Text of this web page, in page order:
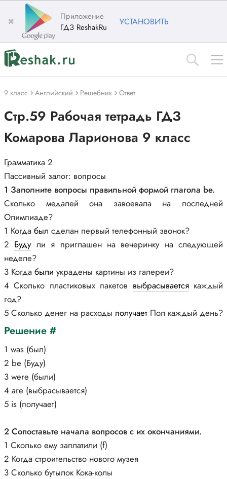
✖
Приложение
ГДЗ ReshakRu
УСТАНОВИТЬ
9 класс Английский Решебник Ответ
Стр.59 Рабочая тетрадь ГДЗ
Комарова Ларионова 9 класс
Грамматика 2
Пассивный залог: вопросы
1 Заполните вопросы правильной формой глагола be.
Сколько медалей она завоевала на последней
Олимпиаде?
1 Когда был сделан первый телефонный звонок?
2 Будули я приглашен на вечеринку на следующей
неделе?
3 Когда были украдены картины из галереи?
4 Сколько пластиковых пакетов выбрасываетсякаждый
год?
5 Сколько денег на расходы получает Пол каждый день?
Решение #
1 was (был)
2 be (Буду)
3 were (были)
4 are (выбрасывается)
5 is (получает)
2 Сопоставьте начала вопросов с их окончаниями.
1 Сколько ему заплатили (f)
2 Когда строительство нового музея
3 Сколько бутылок Кока-колы